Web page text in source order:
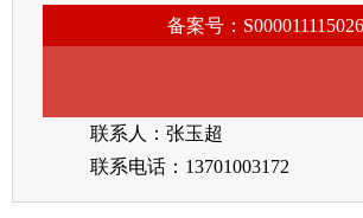
备案号：S000011115026
联系人：张玉超
联系电话：13701003172